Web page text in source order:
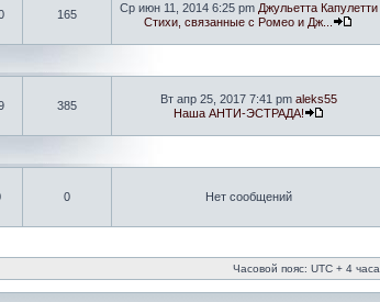
165 Ср июн 11, 2014 6:25 pm Джульетта Капулетти
Стихи, связанные с Ромео и Дж...
385 Вт апр 25, 2017 7:41 pm aleks55
Наша АНТИ-ЭСТРАДА!
0 Нет сообщений
Часовой пояс: UTC + 4 часа